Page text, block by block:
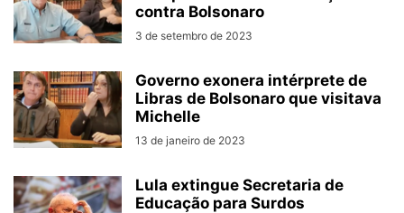
contra Bolsonaro
3 de setembro de 2023
Governo exonera intérprete de
Libras de Bolsonaro que visitava
Michelle
13 de janeiro de 2023
Lula extingue Secretaria de
Educação para Surdos